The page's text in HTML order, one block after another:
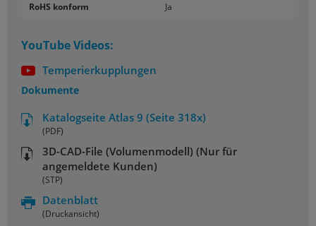
RoHS konform Ja
YouTube Videos:
Temperierkupplungen
Dokumente
Katalogseite Atlas 9 (Seite 318x)
(PDF)
3D-CAD-File (Volumenmodell) (Nur für
angemeldete Kunden)
(STP)
Datenblatt
(Druckansicht)